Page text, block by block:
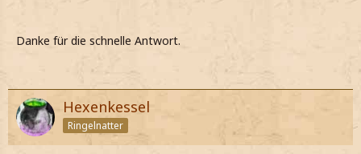
Danke für die schnelle Antwort.
Hexenkessel
Ringelnatter